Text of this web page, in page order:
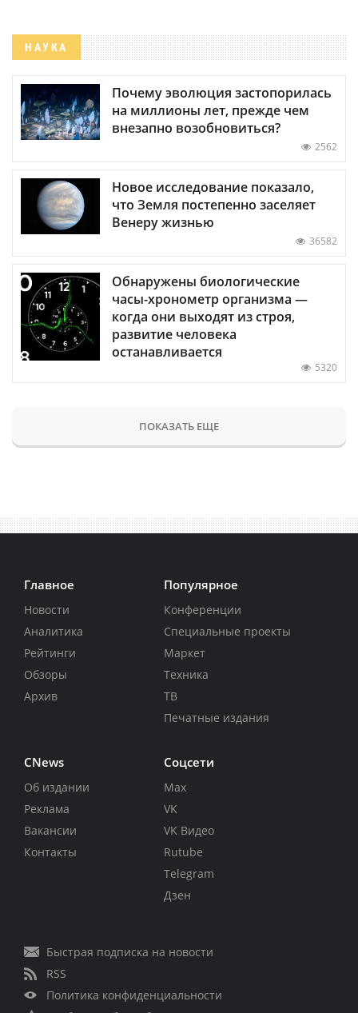
НАУКА
Почему эволюция застопорилась
на миллионы лет, прежде чем
внезапно возобновиться?
2562
Новое исследование показало,
что Земля постепенно заселяет
Венеру жизнью
36582
Обнаружены биологические
часы-хронометр организма —
когда они выходят из строя,
развитие человека
останавливается
5320
ПОКАЗАТЬ ЕЩЕ
Главное
Новости
Аналитика
Рейтинги
Обзоры
Архив
Популярное
Конференции
Специальные проекты
Маркет
Техника
ТВ
Печатные издания
CNews
Об издании
Реклама
Вакансии
Контакты
Соцсети
Max
VK
VK Видео
Rutube
Telegram
Дзен
Быстрая подписка на новости
RSS
Политика конфиденциальности